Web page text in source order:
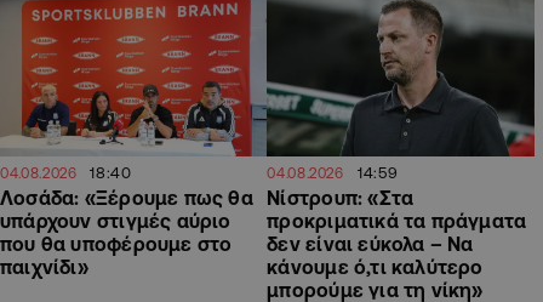
04.08.2026 18:40
Λοσάδα: «Ξέρουμε πως θα
υπάρχουν στιγμές αύριο
που θα υποφέρουμε στο
παιχνίδι»
04.08.2026 14:59
Νίστρουπ: «Στα
προκριματικά τα πράγματα
δεν είναι εύκολα – Να
κάνουμε ό,τι καλύτερο
μπορούμε για τη νίκη»